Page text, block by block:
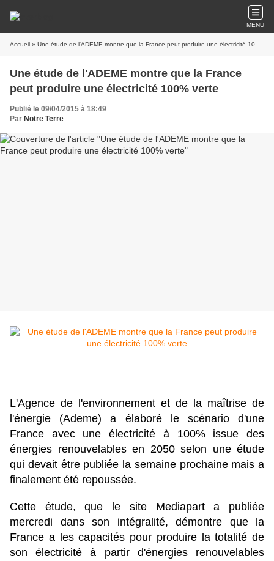
MENU
Accueil » Une étude de l'ADEME montre que la France peut produire une électricité 100% verte
Une étude de l'ADEME montre que la France
peut produire une électricité 100% verte
Publié le 09/04/2015 à 18:49
Par Notre Terre
L'Agence de l'environnement et de la maîtrise de
l'énergie (Ademe) a élaboré le scénario d'une
France avec une électricité à 100% issue des
énergies renouvelables en 2050 selon une étude
qui devait être publiée la semaine prochaine mais a
finalement été repoussée.
Cette étude, que le site Mediapart a publiée
mercredi dans son intégralité, démontre que la
France a les capacités pour produire la totalité de
son électricité à partir d'énergies renouvelables